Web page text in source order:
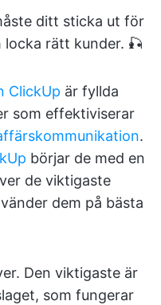
ditt sticka ut för
rätt kunder. 🎣
ClickUp är fyllda
som effektiviserar
.
börjar de med en
de viktigaste
dem på bästa
Den viktigaste är
som fungerar